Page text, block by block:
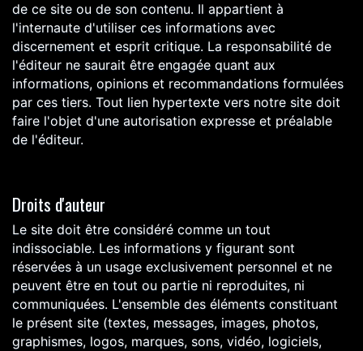
de ce site ou de son contenu. Il appartient à
l'internaute d'utiliser ces informations avec
discernement et esprit critique. La responsabilité de
l'éditeur ne saurait être engagée quant aux
informations, opinions et recommandations formulées
par ces tiers. Tout lien hypertexte vers notre site doit
faire l'objet d'une autorisation expresse et préalable
de l'éditeur.
Droits d'auteur
Le site doit être considéré comme un tout
indissociable. Les informations y figurant sont
réservées à un usage exclusivement personnel et ne
peuvent être en tout ou partie ni reproduites, ni
communiquées. L'ensemble des éléments constituant
le présent site (textes, messages, images, photos,
graphismes, logos, marques, sons, vidéo, logiciels,